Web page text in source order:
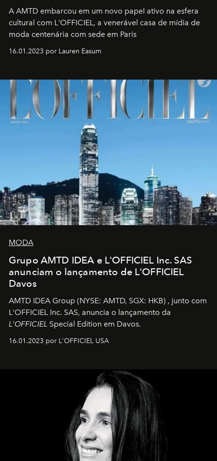
A AMTD embarcou em um novo papel ativo na esfera
cultural com L'OFFICIEL, a venerável casa de mídia de
moda centenária com sede em Paris
16.01.2023 por Lauren Easum
MODA
Grupo AMTD IDEA e L'OFFICIEL Inc. SAS
anunciam o lançamento de L'OFFICIEL
Davos
AMTD IDEA Group (NYSE: AMTD, SGX: HKB) , junto com
L'OFFICIEL Inc. SAS, anuncia o lançamento da
L'OFFICIEL Special Edition em Davos.
16.01.2023 por L'OFFICIEL USA